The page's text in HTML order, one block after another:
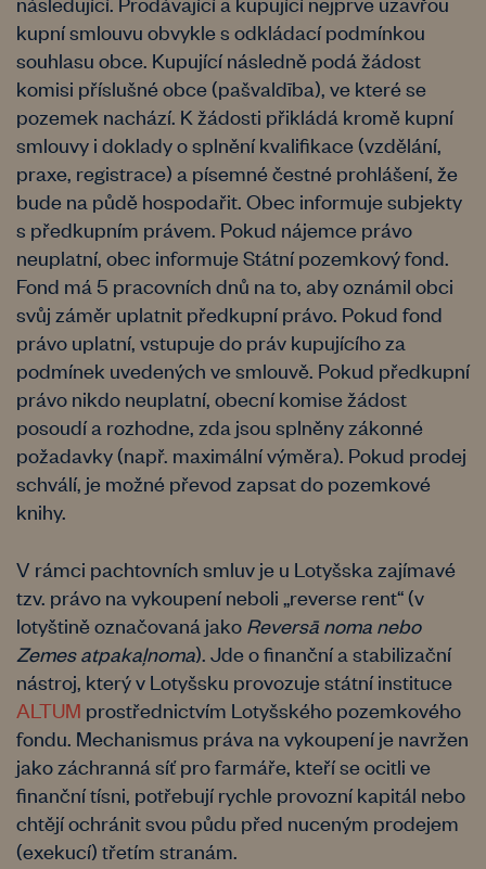
kupní smlouvu obvykle s odkládací podmínkou
souhlasu obce. Kupující následně podá žádost
komisi příslušné obce (pašvaldība), ve které se
pozemek nachází. K žádosti přikládá kromě kupní
smlouvy i doklady o splnění kvalifikace (vzdělání,
praxe, registrace) a písemné čestné prohlášení, že
bude na půdě hospodařit. Obec informuje subjekty
s předkupním právem. Pokud nájemce právo
neuplatní, obec informuje Státní pozemkový fond.
Fond má 5 pracovních dnů na to, aby oznámil obci
svůj záměr uplatnit předkupní právo. Pokud fond
právo uplatní, vstupuje do práv kupujícího za
podmínek uvedených ve smlouvě. Pokud předkupní
právo nikdo neuplatní, obecní komise žádost
posoudí a rozhodne, zda jsou splněny zákonné
požadavky (např. maximální výměra). Pokud prodej
schválí, je možné převod zapsat do pozemkové
knihy.
V rámci pachtovních smluv je u Lotyšska zajímavé
tzv. právo na vykoupení neboli „reverse rent“ (v
lotyštině označovaná jako Reversā noma nebo
Zemes atpakaļnoma). Jde o finanční a stabilizační
nástroj, který v Lotyšsku provozuje státní instituce
ALTUM prostřednictvím Lotyšského pozemkového
fondu. Mechanismus práva na vykoupení je navržen
jako záchranná síť pro farmáře, kteří se ocitli ve
finanční tísni, potřebují rychle provozní kapitál nebo
chtějí ochránit svou půdu před nuceným prodejem
(exekucí) třetím stranám.